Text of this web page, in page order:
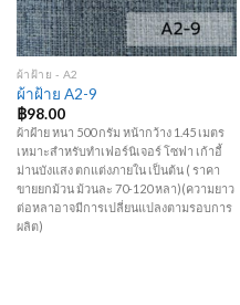
ผ้าฝ้าย - A2
ผ้าฝ้าย A2-9
฿98.00
ผ้าฝ้าย หนา 500 กรัม หน้ากว้าง 1.45 เมตร
เหมาะสำหรับทำเฟอร์นิเจอร์ โซฟา เก้าอี้
ม่านบังแสง ตกแต่งภายใน เป็นต้น ( ราคา
ขายยกม้วน ม้วนละ 70-120 หลา)(ความยาว
ต่อหลาอาจมีการเปลี่ยนแปลงตามรอบการ
ผลิต)